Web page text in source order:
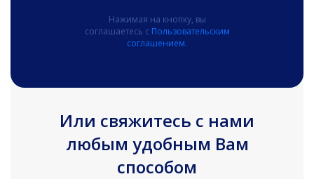
Нажимая на кнопку, вы
соглашаетесь с Пользовательским
соглашением.
Или свяжитесь с нами
любым удобным Вам
способом